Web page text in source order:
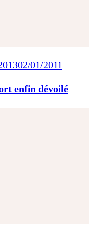
02/01/2011
enfin dévoilé